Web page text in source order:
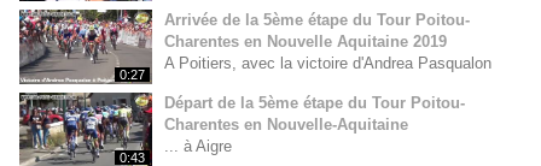
0:27
Arrivée de la 5ème étape du Tour Poitou-
Charentes en Nouvelle Aquitaine 2019
A Poitiers, avec la victoire d'Andrea Pasqualon
0:43
Départ de la 5ème étape du Tour Poitou-
Charentes en Nouvelle-Aquitaine
... à Aigre